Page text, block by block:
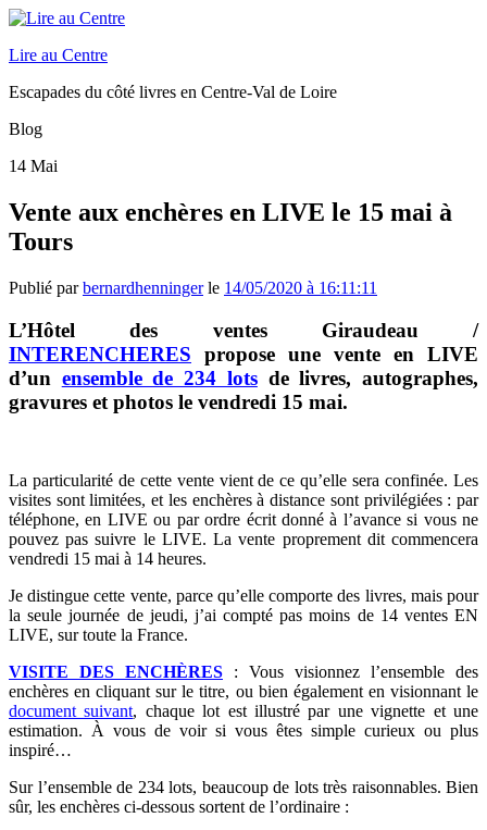
Lire au Centre
Escapades du côté livres en Centre-Val de Loire
Blog
14 Mai
Vente aux enchères en LIVE le 15 mai à
Tours
Publié parbernardhenningerle 14/05/2020 à 16:11:11
L’Hôtel des ventes Giraudeau /
INTERENCHERES propose une vente en LIVE
d’un ensemble de 234 lotsde livres, autographes,
gravures et photos le vendredi 15 mai.
La particularité de cette vente vient de ce qu’elle sera confinée. Les
visites sont limitées, et les enchères à distance sont privilégiées : par
téléphone, en LIVE ou par ordre écrit donné à l’avance si vous ne
pouvez pas suivre le LIVE. La vente proprement dit commencera
vendredi 15 mai à 14 heures.
Je distingue cette vente, parce qu’elle comporte des livres, mais pour
la seule journée de jeudi, j’ai compté pas moins de 14 ventes EN
LIVE, sur toute la France.
VISITE DES ENCHÈRES :
Vous visionnez l’ensemble des
enchères en cliquant sur le titre, ou bien également en visionnant le
document suivant, chaque lot est illustré par une vignette et une
estimation. À vous de voir si vous êtes simple curieux ou plus
inspiré…
Sur l’ensemble de 234 lots, beaucoup de lots très raisonnables. Bien
sûr, les enchères ci-dessous sortent de l’ordinaire :